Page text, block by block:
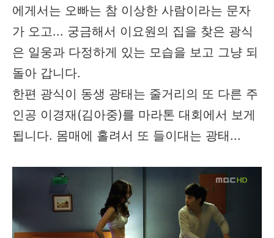
에게서는 오빠는 참 이상한 사람이라는 문자
가 오고... 궁금해서 이요원의 집을 찾은 광식
은 일웅과 다정하게 있는 모습을 보고 그냥 되
돌아 갑니다.
한편 광식이 동생 광태는 줄거리의 또 다른 주
인공 이경재(김아중)를 마라톤 대회에서 보게
됩니다. 몸매에 홀려서 또 들이대는 광태...